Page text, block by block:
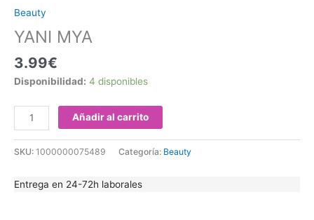
Beauty
YANI MYA
3.99€
Disponibilidad: 4 disponibles
Añadir al carrito
SKU: 1000000075489 Categoría: Beauty
Entrega en 24-72h laborales